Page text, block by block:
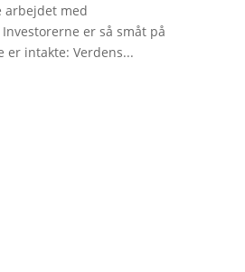
arbejdet med
er så småt på
er intakte: Verdens...